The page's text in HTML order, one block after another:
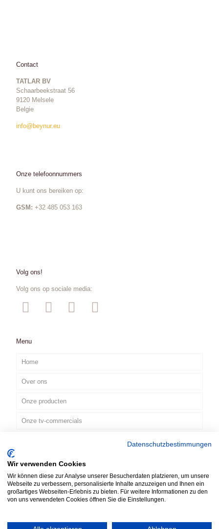
Contact
TATLAR BV
Schaarbeekstraat 56
9120 Melsele
Belgie
info@beynur.eu
Onze telefoonnummers
U kunt ons bereiken op:
GSM: +32 485 053 163
Volg ons!
Volg ons op sociale media:
Menu
Home
Over ons
Onze producten
Onze tv-commercials
NL
Datenschutzbestimmungen
Wir verwenden Cookies
Wir können diese zur Analyse unserer Besucherdaten platzieren, um unsere
Webseite zu verbessern, personalisierte Inhalte anzuzeigen und Ihnen ein
großartiges Webseiten-Erlebnis zu bieten. Für weitere Informationen zu den
von uns verwendeten Cookies öffnen Sie die Einstellungen.